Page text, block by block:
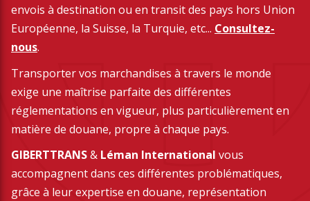
envois à destination ou en transit des pays hors Union
Européenne, la Suisse, la Turquie, etc... Consultez-
nous.
Transporter vos marchandises à travers le monde
exige une maîtrise parfaite des différentes
réglementations en vigueur, plus particulièrement en
matière de douane, propre à chaque pays.
GIBERTTRANS& Léman International vous
accompagnent dans ces différentes problématiques,
grâce à leur expertise en douane, représentation